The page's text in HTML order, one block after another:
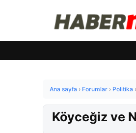
Ana sayfa › Forumlar › Politika ›
Köyceğiz ve